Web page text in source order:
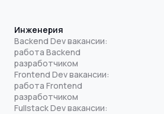
Инженерия
Backend Dev вакансии:
работа Backend
разработчиком
Frontend Dev вакансии:
работа Frontend
разработчиком
Fullstack Dev вакансии: